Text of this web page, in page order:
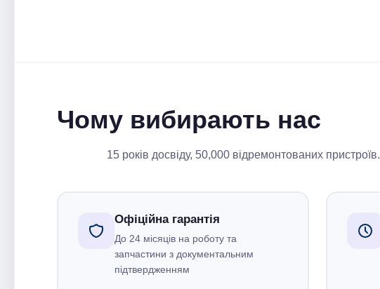
Чому вибирають нас
15 років досвіду, 50,000 відремонтованих пристроїв.
Офіційна гарантія
До 24 місяців на роботу та
запчастини з документальним
підтвердженням